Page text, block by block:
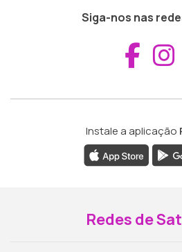
Siga-nos nas
Instale a aplicação
Redes de